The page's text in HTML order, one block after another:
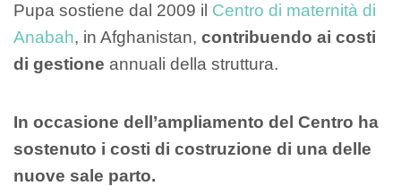
Pupa sostiene dal 2009 il Centro di maternità di
Anabah, in Afghanistan, contribuendo ai costi
di gestione annuali della struttura.
In occasione dell’ampliamento del Centro ha
sostenuto i costi di costruzione di una delle
nuove sale parto.